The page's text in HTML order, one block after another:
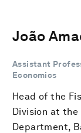
João
Assistant
Economics
Head of the
Division at the
Department,